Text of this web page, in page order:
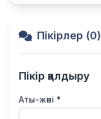
Пікірлер (0)
Пікір қалдыру
Аты-жөні *